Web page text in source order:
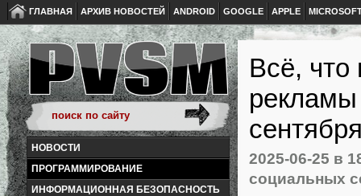
ГЛАВНАЯ АРХИВ НОВОСТЕЙ ANDROID GOOGLE APPLE
НОВОСТИ
ПРОГРАММИРОВАНИЕ
ИНФОРМАЦИОННАЯ БЕЗОПАСНОСТЬ
Всё, что
2025-06-25 в
социальных